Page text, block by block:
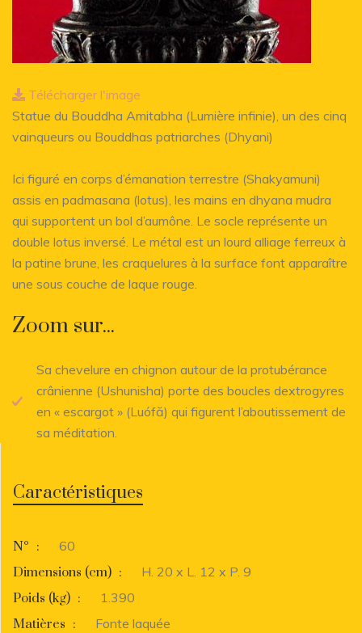
Télécharger l'image
Statue du Bouddha Amitabha (Lumière infinie), un des cinq
vainqueurs ou Bouddhas patriarches (Dhyani)
Ici figuré en corps d’émanation terrestre (Shakyamuni)
assis en padmasana (lotus), les mains en dhyana mudra
qui supportent un bol d’aumône. Le socle représente un
double lotus inversé. Le métal est un lourd alliage ferreux à
la patine brune, les craquelures à la surface font apparaître
une sous couche de laque rouge.
Zoom sur...
Sa chevelure en chignon autour de la protubérance
crânienne (Ushunisha) porte des boucles dextrogyres
en « escargot » (Luófă) qui figurent l’aboutissement de
sa méditation.
Caractéristiques
N° :
60
Dimensions (cm) :
H. 20 x L. 12 x P. 9
Poids (kg) :
1.390
Matières :
Fonte laquée